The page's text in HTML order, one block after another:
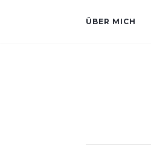
ÜBER MICH